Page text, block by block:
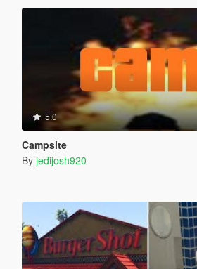
5.0
Campsite
By jedijosh920